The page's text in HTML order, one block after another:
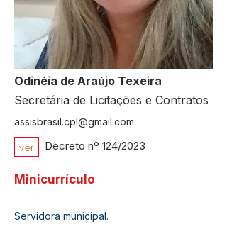
Odinéia de Araújo Texeira
Secretária de Licitações e Contratos
assisbrasil.cpl@gmail.com
ver Decreto nº 124/2023
Minicurrículo
Servidora municipal.